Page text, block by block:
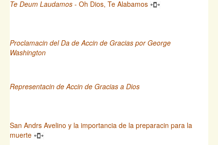
Te Deum Laudamos - Oh Dios, Te Alabamos
Proclamacin del Da de Accin de Gracias por George
Washington
Representacin de Accin de Gracias a Dios
San Andrs Avelino y la importancia de la preparacin para la
muerte